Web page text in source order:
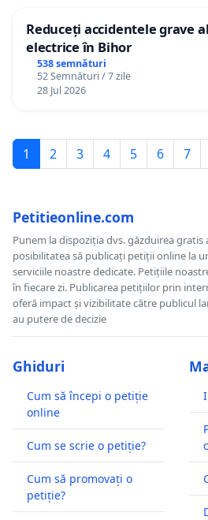
Reduceți accidentele grave
electrice în Bihor
538 semnături
52 Semnături / 7 zile
28 Jul 2026
1 2 3 4 5 6 7
Petitieonline.com
Punem la dispoziția dvs. găzduirea
posibilitatea să publicați petiții online la
serviciile noastre dedicate. Petițiile
în fiecare zi. Publicarea petițiilor prin
oferă impact și vizibilitate către publicul
au putere de decizie
Ghiduri
Cum să începi o petiție
online
Cum se scrie o petiție?
Cum să promovați o
petiție?